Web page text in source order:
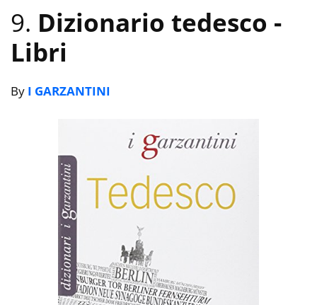
9. Dizionario tedesco -
Libri
By I GARZANTINI